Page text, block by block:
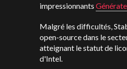
impressionnants
Malgré les difficultés,
open-source dans le
atteignant le statut de
d'Intel.